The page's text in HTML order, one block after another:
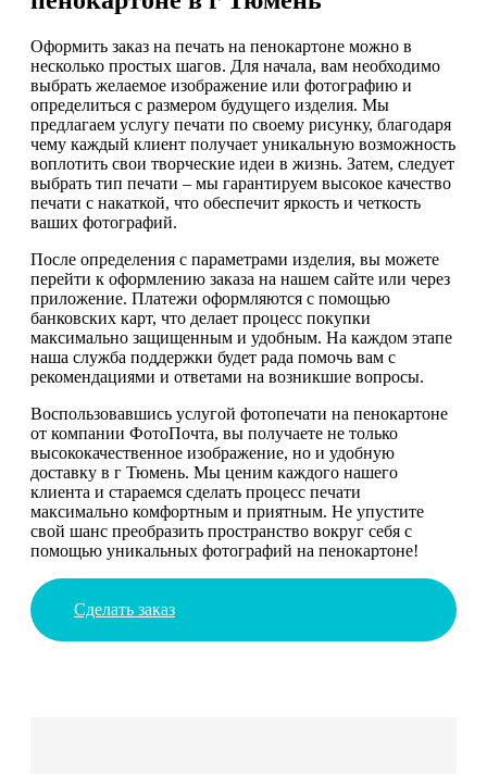
Оформить заказ на печать на пенокартоне можно в
несколько простых шагов. Для начала, вам необходимо
выбрать желаемое изображение или фотографию и
определиться с размером будущего изделия. Мы
предлагаем услугу печати по своему рисунку, благодаря
чему каждый клиент получает уникальную возможность
воплотить свои творческие идеи в жизнь. Затем, следует
выбрать тип печати – мы гарантируем высокое качество
печати с накаткой, что обеспечит яркость и четкость
ваших фотографий.
После определения с параметрами изделия, вы можете
перейти к оформлению заказа на нашем сайте или через
приложение. Платежи оформляются с помощью
банковских карт, что делает процесс покупки
максимально защищенным и удобным. На каждом этапе
наша служба поддержки будет рада помочь вам с
рекомендациями и ответами на возникшие вопросы.
Воспользовавшись услугой фотопечати на пенокартоне
от компании ФотоПочта, вы получаете не только
высококачественное изображение, но и удобную
доставку в г Тюмень. Мы ценим каждого нашего
клиента и стараемся сделать процесс печати
максимально комфортным и приятным. Не упустите
свой шанс преобразить пространство вокруг себя с
помощью уникальных фотографий на пенокартоне!
Сделать заказ